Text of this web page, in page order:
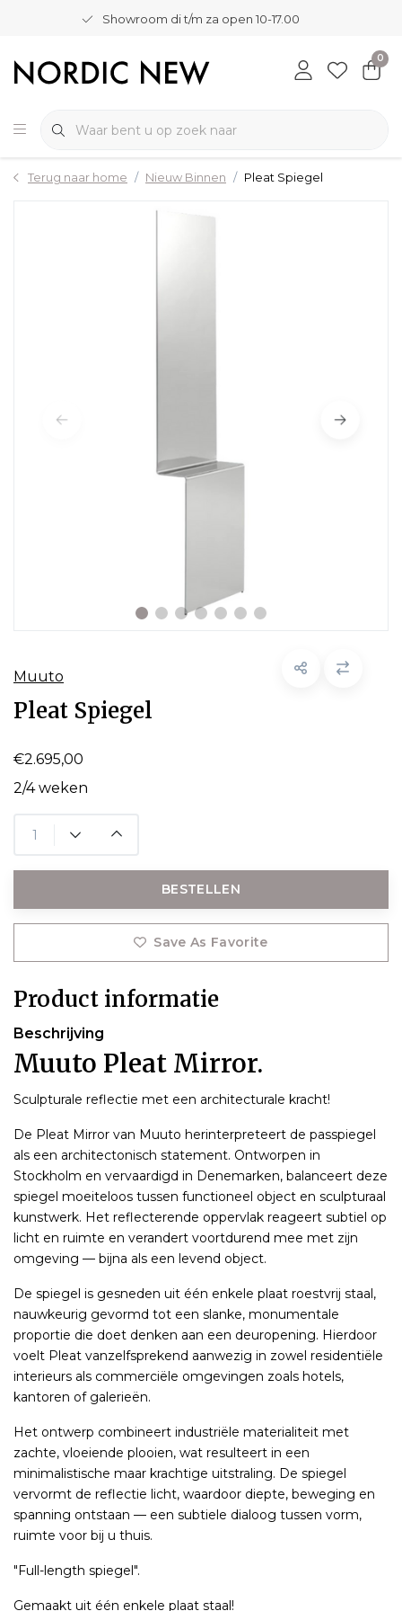
Showroom di t/m za open 10-17.00
0
Terug naar home Nieuw Binnen Pleat Spiegel
Muuto
Pleat Spiegel
€2.695,00
2/4 weken
BESTELLEN
Save As Favorite
Product informatie
Beschrijving
Muuto Pleat Mirror.
Sculpturale reflectie met een architecturale kracht!
De Pleat Mirror van Muuto herinterpreteert de passpiegel
als een architectonisch statement. Ontworpen in
Stockholm en vervaardigd in Denemarken, balanceert deze
spiegel moeiteloos tussen functioneel object en sculpturaal
kunstwerk. Het reflecterende oppervlak reageert subtiel op
licht en ruimte en verandert voortdurend mee met zijn
omgeving — bijna als een levend object.
De spiegel is gesneden uit één enkele plaat roestvrij staal,
nauwkeurig gevormd tot een slanke, monumentale
proportie die doet denken aan een deuropening. Hierdoor
voelt Pleat vanzelfsprekend aanwezig in zowel residentiële
interieurs als commerciële omgevingen zoals hotels,
kantoren of galerieën.
Het ontwerp combineert industriële materialiteit met
zachte, vloeiende plooien, wat resulteert in een
minimalistische maar krachtige uitstraling. De spiegel
vervormt de reflectie licht, waardoor diepte, beweging en
spanning ontstaan — een subtiele dialoog tussen vorm,
ruimte voor bij u thuis.
"Full-length spiegel".
Gemaakt uit één enkele plaat staal!